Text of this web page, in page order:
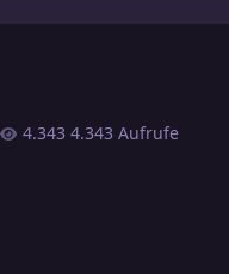
4.343 Aufrufe